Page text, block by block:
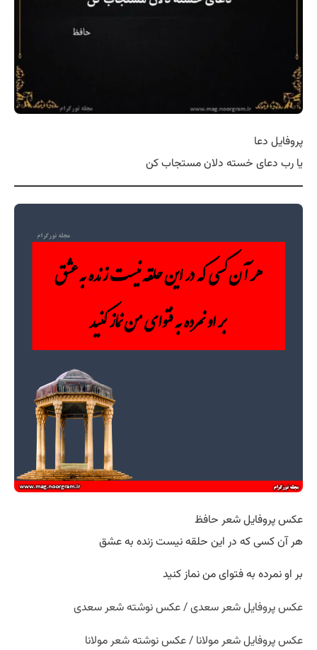
پروفایل دعا
یا رب دعای خسته دلان مستجاب کن
عکس پروفایل شعر حافظ
هر آن کسی که در این حلقه نیست زنده به عشق
بر او نمرده به فتوای من نماز کنید
عکس پروفایل شعر سعدی / عکس نوشته شعر سعدی
عکس پروفایل شعر مولانا / عکس نوشته شعر مولانا